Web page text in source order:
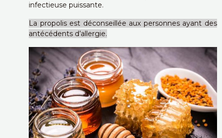
infectieuse puissante.
La propolis est déconseillée aux personnes ayant des
antécédents d’allergie.